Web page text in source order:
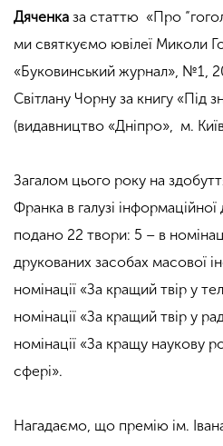
Дяченка за статтю «Про
ми святкуємо ювілеї Миколи
«Буковинський журнал», №1,
Світлану Чорну за книгу «Під
(видавництво «Дніпро», м.
Загалом цього року на
Франка в галузі інформаційної
подано 22 твори: 5 – в
друкованих засобах масової
номінації «За кращий твір у
номінації «За кращий твір у
номінації «За кращу наукову
сфері».
Нагадаємо, що премію ім.